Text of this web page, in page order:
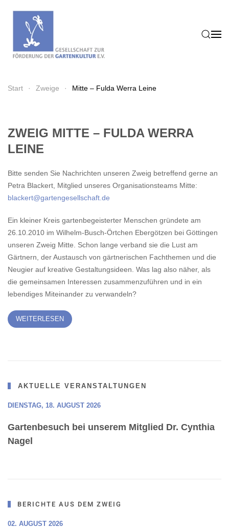
Zum Hauptinhalt springen
Start Zweige Mitte – Fulda Werra Leine
ZWEIG MITTE – FULDA WERRA
LEINE
Bitte senden Sie Nachrichten unseren Zweig betreffend gerne an
Petra Blackert, Mitglied unseres Organisationsteams Mitte:
blackert@gartengesellschaft.de
Ein kleiner Kreis gartenbegeisterter Menschen gründete am
26.10.2010 im Wilhelm-Busch-Örtchen Ebergötzen bei Göttingen
unseren Zweig Mitte. Schon lange verband sie die Lust am
Gärtnern, der Austausch von gärtnerischen Fachthemen und die
Neugier auf kreative Gestaltungsideen. Was lag also näher, als
die gemeinsamen Interessen zusammenzuführen und in ein
lebendiges Mit­einander zu verwandeln?
WEITERLESEN
AKTUELLE VERANSTALTUNGEN
DIENSTAG, 18. AUGUST 2026
Gartenbesuch bei unserem Mitglied Dr. Cynthia
Nagel
BERICHTE AUS DEM ZWEIG
02. AUGUST 2026